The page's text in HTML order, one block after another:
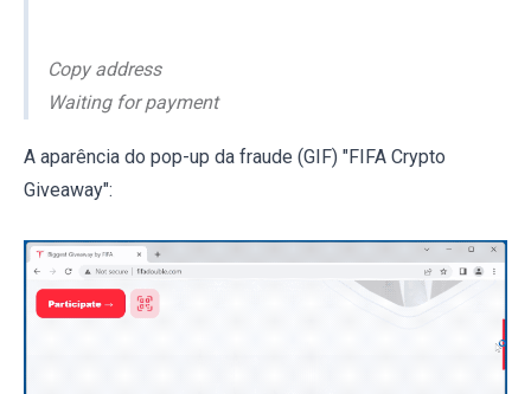
Copy address
Waiting for payment
A aparência do pop-up da fraude (GIF) "FIFA Crypto
Giveaway":